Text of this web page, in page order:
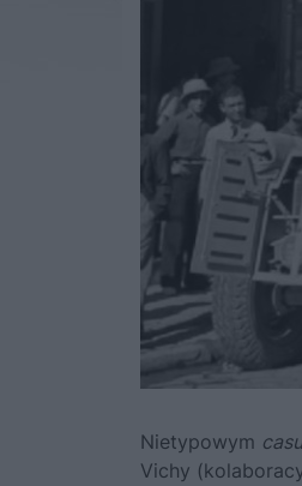
Nietypowym
Vichy